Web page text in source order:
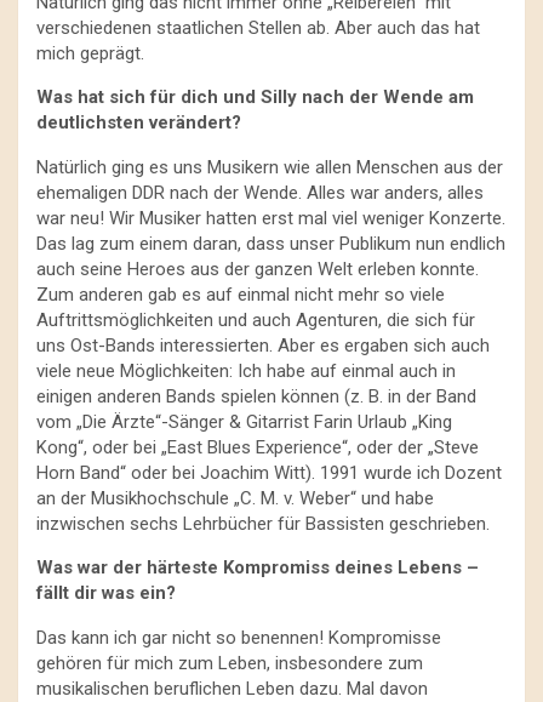
verschiedenen staatlichen Stellen ab. Aber auch das hat
mich geprägt.
Was hat sich für dich und Silly nach der Wende am
deutlichsten verändert?
Natürlich ging es uns Musikern wie allen Menschen aus der
ehemaligen DDR nach der Wende. Alles war anders, alles
war neu! Wir Musiker hatten erst mal viel weniger Konzerte.
Das lag zum einem daran, dass unser Publikum nun endlich
auch seine Heroes aus der ganzen Welt erleben konnte.
Zum anderen gab es auf einmal nicht mehr so viele
Auftrittsmöglichkeiten und auch Agenturen, die sich für
uns Ost-Bands interessierten. Aber es ergaben sich auch
viele neue Möglichkeiten: Ich habe auf einmal auch in
einigen anderen Bands spielen können (z. B. in der Band
vom „Die Ärzte“-Sänger & Gitarrist Farin Urlaub „King
Kong“, oder bei „East Blues Experience“, oder der „Steve
Horn Band“ oder bei Joachim Witt). 1991 wurde ich Dozent
an der Musikhochschule „C. M. v. Weber“ und habe
inzwischen sechs Lehrbücher für Bassisten geschrieben.
Was war der härteste Kompromiss deines Lebens –
fällt dir was ein?
Das kann ich gar nicht so benennen! Kompromisse
gehören für mich zum Leben, insbesondere zum
musikalischen beruflichen Leben dazu. Mal davon